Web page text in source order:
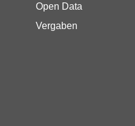
Open Data
Vergaben